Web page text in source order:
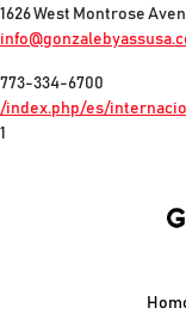
1626 West Montrose
773-334-6700
/index.php/es/
1
Pie de